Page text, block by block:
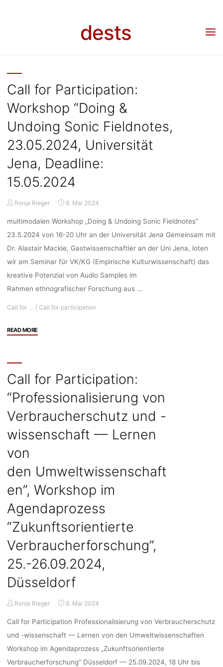
dests
KATEGORIE:
CALL FOR
Call for Participation:
Workshop “Doing &
Undoing Sonic Fieldnotes,
23.05.2024, Universität
Jena, Deadline:
15.05.2024
Ronja Rieger 8. Mai 2024
multimodalen Workshop „Doing & Undoing Sonic Fieldnotes”
23.5.2024 von 16-20 Uhr an der Universität Jena Gemeinsam mit
Dr. Alastair Mackie, Gastwissenschaftler an der Uni Jena, loten
wir am Seminar für VK/KG (Empirische Kulturwissenschaft) das
kreative Potenzial von Audio Samples im
Rahmen ethnografischer Forschung aus …
Call for … Call for participation
READ MORE"Call
“Doing
&
Undoing
Fieldnotes,
23.05.2024,
Universität
15.05.2024"
Call for Participation:
“Professionalisierung von
Verbraucherschutz und -
wissenschaft –– Lernen
von
den Umweltwissenschaft
en”, Workshop im
Agendaprozess
“Zukunftsorientierte
Verbraucherforschung”,
25.-26.09.2024,
Düsseldorf
Ronja Rieger 8. Mai 2024
Call for Participation Professionalisierung von Verbraucherschutz
und -wissenschaft –– Lernen von den Umweltwissenschaften
Workshop im Agendaprozess „Zukunftsorientierte
Verbraucherforschung” Düsseldorf –– 25.09.2024, 18 Uhr bis